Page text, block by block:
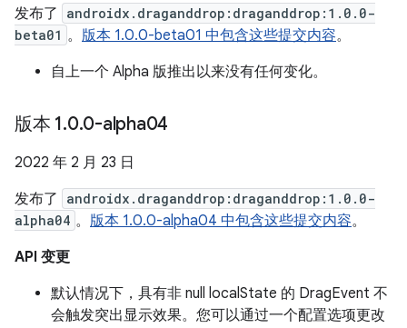
发布了
androidx.draganddrop:draganddrop:1.0.0-
beta01 。 版本 1.0.0-beta01 中包含这些提交内容。
自上一个 Alpha 版推出以来没有任何变化。
版本 1.0.0-alpha04
2022 年 2 月 23 日
发布了
androidx.draganddrop:draganddrop:1.0.0-
alpha04 。 版本 1.0.0-alpha04 中包含这些提交内容。
API 变更
默认情况下，具有非 null localState 的 DragEvent 不
会触发突出显示效果。您可以通过一个配置选项更改